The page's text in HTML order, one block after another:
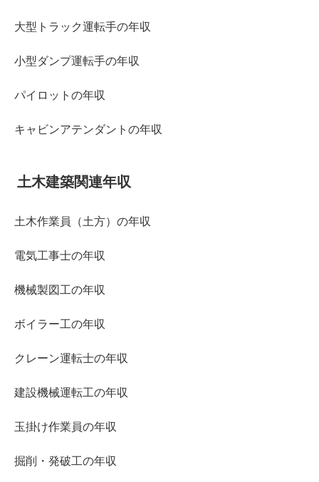
大型トラック運転手の年収
小型ダンプ運転手の年収
パイロットの年収
キャビンアテンダントの年収
土木建築関連年収
土木作業員（土方）の年収
電気工事士の年収
機械製図工の年収
ボイラー工の年収
クレーン運転士の年収
建設機械運転工の年収
玉掛け作業員の年収
掘削・発破工の年収